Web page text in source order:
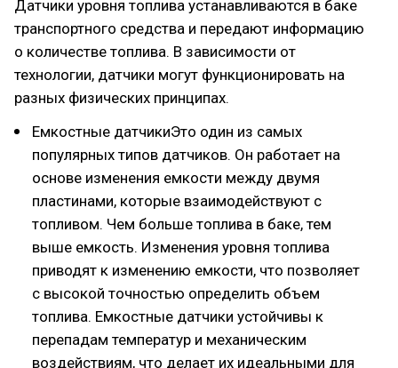
Датчики уровня топлива устанавливаются в баке
транспортного средства и передают информацию
о количестве топлива. В зависимости от
технологии, датчики могут функционировать на
разных физических принципах.
Емкостные датчикиЭто один из самых
популярных типов датчиков. Он работает на
основе изменения емкости между двумя
пластинами, которые взаимодействуют с
топливом. Чем больше топлива в баке, тем
выше емкость. Изменения уровня топлива
приводят к изменению емкости, что позволяет
с высокой точностью определить объем
топлива. Емкостные датчики устойчивы к
перепадам температур и механическим
воздействиям, что делает их идеальными для